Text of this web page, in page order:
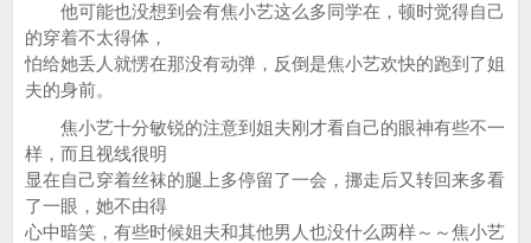
他可能也没想到会有焦小艺这么多同学在，顿时觉得自己
的穿着不太得体，
怕给她丢人就愣在那没有动弹，反倒是焦小艺欢快的跑到了姐
夫的身前。
焦小艺十分敏锐的注意到姐夫刚才看自己的眼神有些不一
样，而且视线很明
显在自己穿着丝袜的腿上多停留了一会，挪走后又转回来多看
了一眼，她不由得
心中暗笑，有些时候姐夫和其他男人也没什么两样～～焦小艺